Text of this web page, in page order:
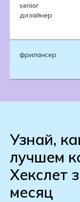
senior
дизайнер
фрилансер
Узнай,
лучшем
Хекслет
месяц